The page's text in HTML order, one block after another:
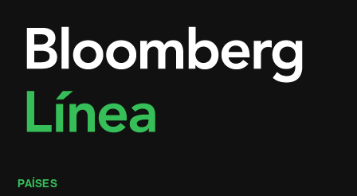
PAÍSES